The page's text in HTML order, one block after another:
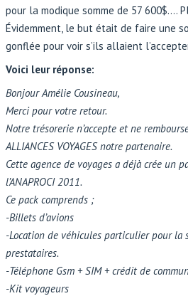
pour la modique somme de 57 600$….
Évidemment, le but était de faire une
gonflée pour voir s’ils allaient
Voici leur réponse:
Bonjour Amélie Cousineau,
Merci pour votre retour.
Notre trésorerie n’accepte et ne
ALLIANCES VOYAGES notre partenaire.
Cette agence de voyages a déjà crée un
l’ANAPROCI 2011.
Ce pack comprends ;
-Billets d’avions
-Location de véhicules particulier pour la
prestataires.
-Téléphone Gsm + SIM + crédit de
-Kit voyageurs